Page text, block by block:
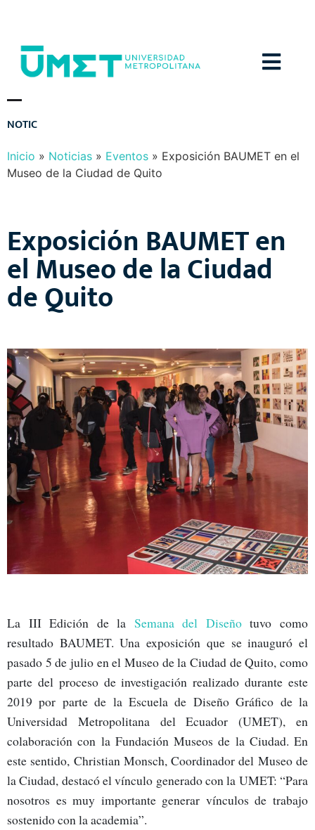
NOTIC
Inicio » Noticias » Eventos » Exposición BAUMET en el
Museo de la Ciudad de Quito
Exposición BAUMET en
el Museo de la Ciudad
de Quito
La III Edición de la Semana del Diseñotuvo como
resultado BAUMET. Una exposición que se inauguró el
pasado 5 de julio en el Museo de la Ciudad de Quito, como
parte del proceso de investigación realizado durante este
2019 por parte de la Escuela de Diseño Gráfico de la
Universidad Metropolitana del Ecuador (UMET), en
colaboración con la Fundación Museos de la Ciudad. En
este sentido, Christian Monsch, Coordinador del Museo de
la Ciudad, destacó el vínculo generado con la UMET: “Para
nosotros es muy importante generar vínculos de trabajo
sostenido con la academia”.